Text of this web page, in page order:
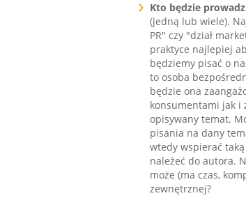
Kto będzie
(jedną lub wiele).
PR" czy "dział
praktyce najlepiej
będziemy pisać o
to osoba
będzie ona
konsumentami jak i
opisywany temat.
pisania na dany
wtedy wspierać
należeć do autora.
może (ma czas,
zewnętrznej?